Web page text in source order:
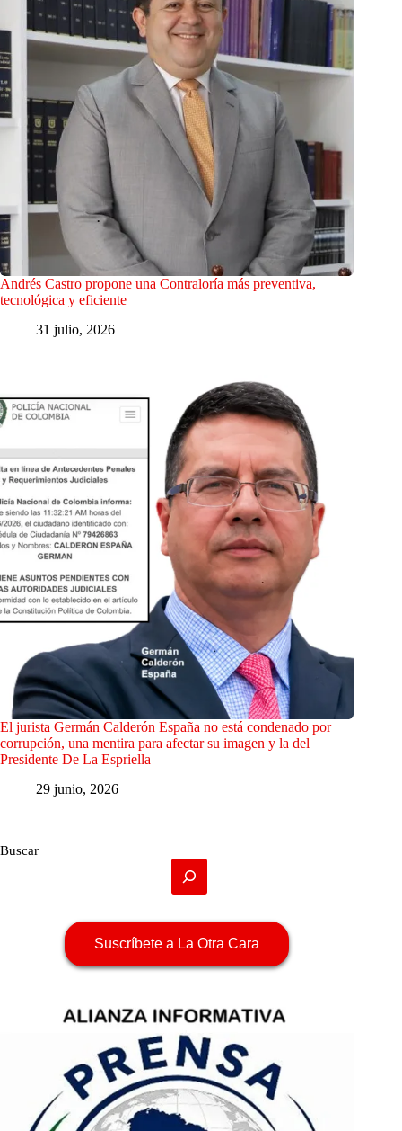
Andrés Castro propone una Contraloría más preventiva,
tecnológica y eficiente
31 julio, 2026
El jurista Germán Calderón España no está condenado por
corrupción, una mentira para afectar su imagen y la del
Presidente De La Espriella
29 junio, 2026
Buscar
Suscríbete a La Otra Cara